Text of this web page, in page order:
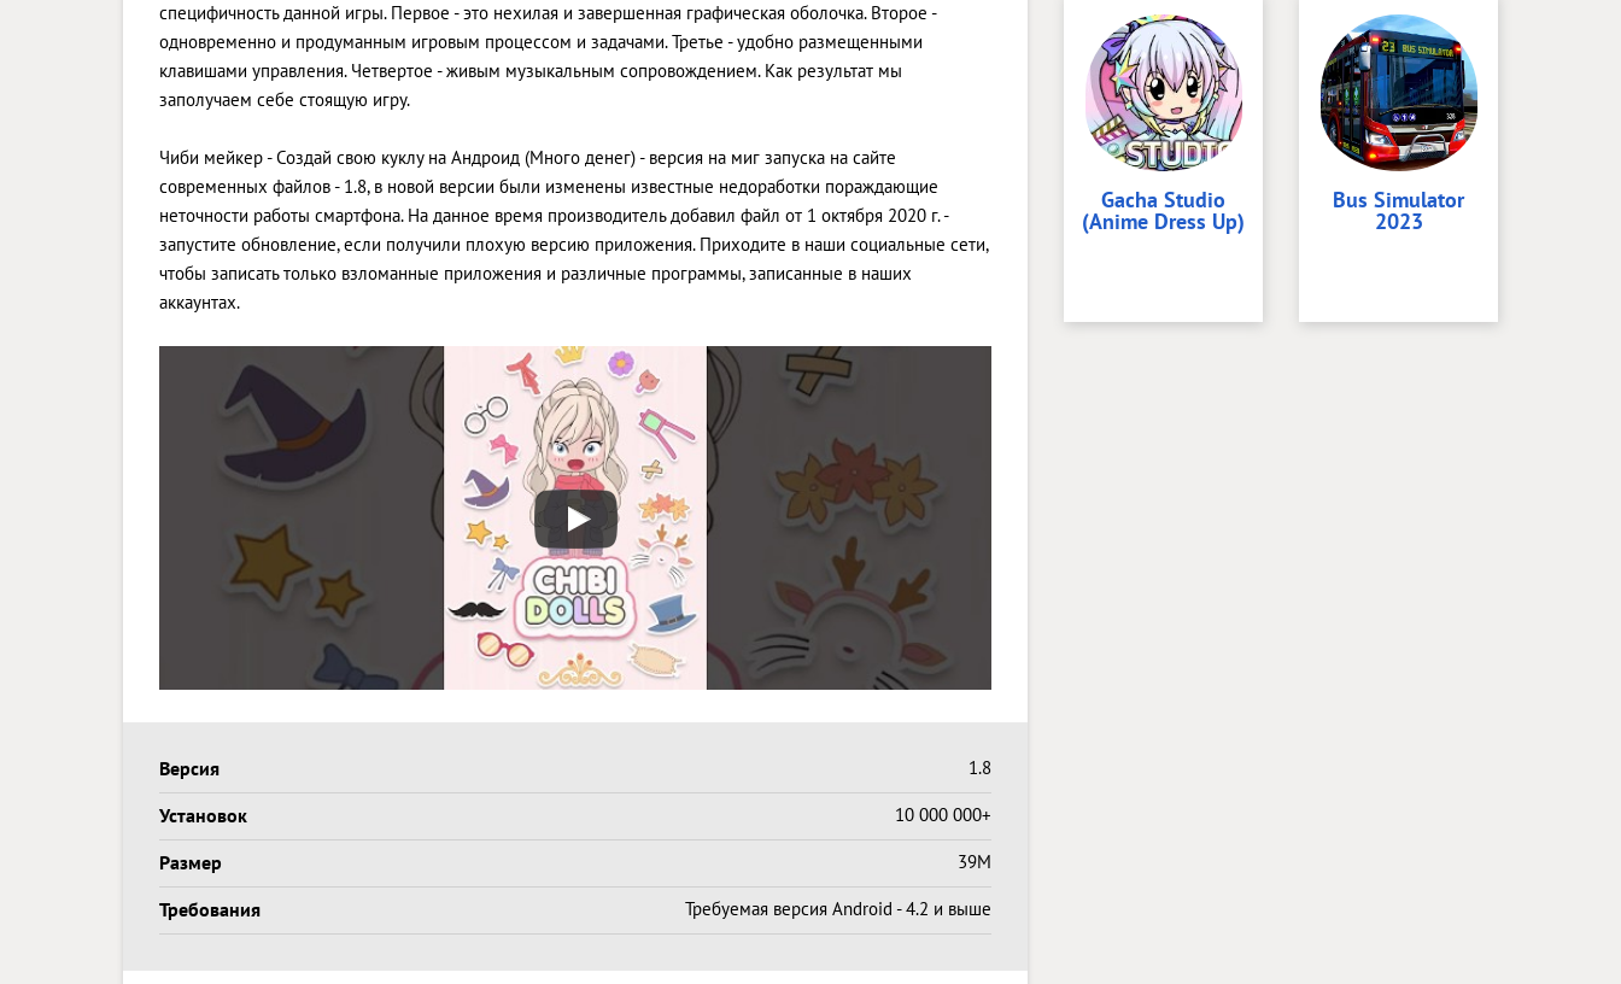
специфичность данной игры. Первое - это нехилая и завершенная графическая оболочка. Второе -
одновременно и продуманным игровым процессом и задачами. Третье - удобно размещенными
клавишами управления. Четвертое - живым музыкальным сопровождением. Как результат мы
заполучаем себе стоящую игру.
Чиби мейкер - Создай свою куклу на Андроид (Много денег) - версия на миг запуска на сайте
современных файлов - 1.8, в новой версии были изменены известные недоработки пораждающие
неточности работы смартфона. На данное время производитель добавил файл от 1 октября 2020 г. -
запустите обновление, если получили плохую версию приложения. Приходите в наши социальные сети,
чтобы записать только взломанные приложения и различные программы, записанные в наших
аккаунтах.
Версия 1.8
Установок 10 000 000+
Размер 39M
Требования Требуемая версия Android - 4.2 и выше
Gacha Studio
(Anime Dress Up)
Bus Simulator
2023